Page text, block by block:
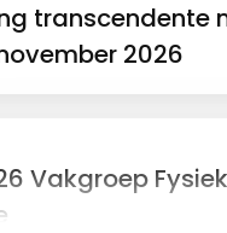
transcendente
2026
Vakgroep